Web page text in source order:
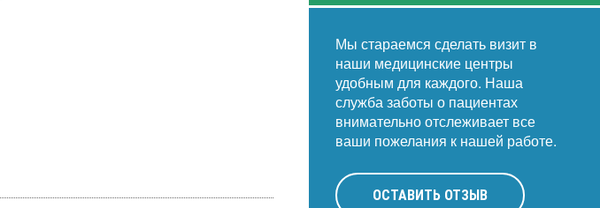
Мы стараемся сделать визит в
наши медицинские центры
удобным для каждого. Наша
служба заботы о пациентах
внимательно отслеживает все
ваши пожелания к нашей работе.
ОСТАВИТЬ ОТЗЫВ